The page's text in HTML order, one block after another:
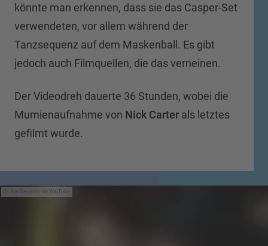
könnte man erkennen, dass sie das Casper-Set
verwendeten, vor allem während der
Tanzsequenz auf dem Maskenball. Es gibt
jedoch auch Filmquellen, die das verneinen.
Der Videodreh dauerte 36 Stunden, wobei die
Mumienaufnahme von Nick Carter als letztes
gefilmt wurde.
Jive Records via YouTube